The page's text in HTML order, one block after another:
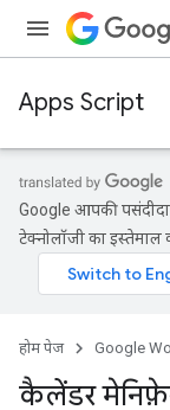
Apps Script
Google आपकी
टेक्नोलॉजी का
होम पेज Google
कैलेंडर